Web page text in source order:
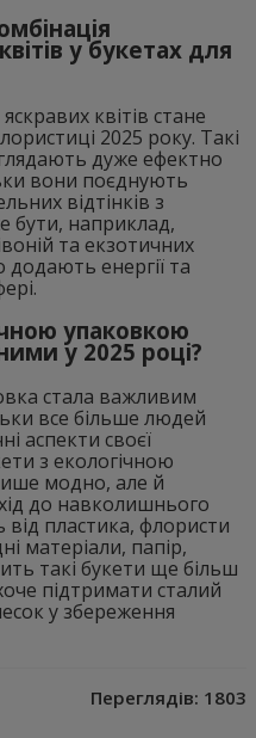
у букетах для
квітів стане
2025 року. Такі
дуже ефектно
вони поєднують
відтінків з
бути, наприклад,
та екзотичних
додають енергії та
упаковкою
у 2025 році?
стала важливим
все більше людей
аспекти своєї
з екологічною
модно, але й
до навколишнього
пластика, флористи
матеріали, папір,
такі букети ще більш
підтримати сталий
у збереження
Переглядів: 1803